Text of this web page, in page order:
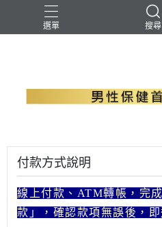
選單 搜尋
B群+馬卡 EPA魚油 瑪卡
付款方式說明
線上付款、ATM轉帳，完
款」，確認款項無誤後，即